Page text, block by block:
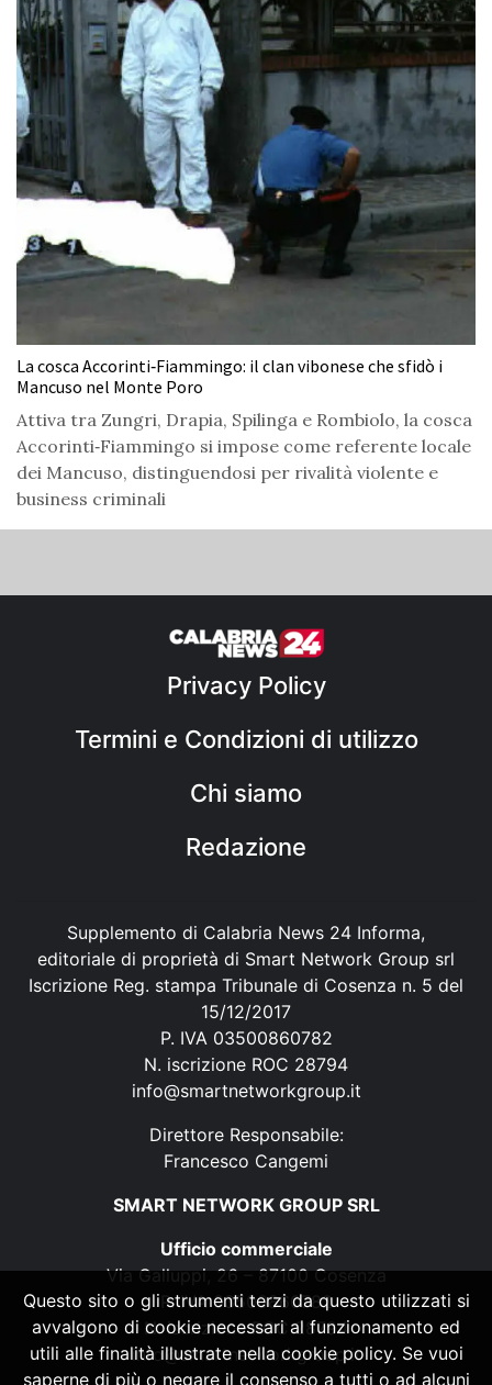
La cosca Accorinti‑Fiammingo: il clan vibonese che sfidò i
Mancuso nel Monte Poro
Attiva tra Zungri, Drapia, Spilinga e Rombiolo, la cosca
Accorinti‑Fiammingo si impose come referente locale
dei Mancuso, distinguendosi per rivalità violente e
business criminali
Privacy Policy
Termini e Condizioni di utilizzo
Chi siamo
Redazione
Supplemento di Calabria News 24 Informa,
editoriale di proprietà di Smart Network Group srl
Iscrizione Reg. stampa Tribunale di Cosenza n. 5 del
15/12/2017
P. IVA 03500860782
N. iscrizione ROC 28794
info@smartnetworkgroup.it
Direttore Responsabile:
Francesco Cangemi
SMART NETWORK GROUP SRL
Ufficio commerciale
Via Galluppi, 26 – 87100 Cosenza
P. IVA 03500860782
N. iscrizione ROC 28794
info@smartnetworkgroup.it
Questo sito o gli strumenti terzi da questo utilizzati si
avvalgono di cookie necessari al funzionamento ed
utili alle finalità illustrate nella cookie policy. Se vuoi
saperne di più o negare il consenso a tutti o ad alcuni